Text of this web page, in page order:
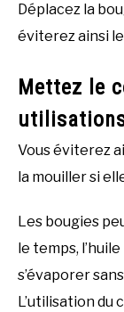
Déplacez la
éviterez ainsi
Mettez le
Vous éviterez
la mouiller si
Les bougies
le temps,
s’évaporer
L’utilisation du